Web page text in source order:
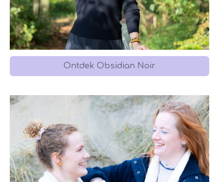
Ontdek Obsidian Noir